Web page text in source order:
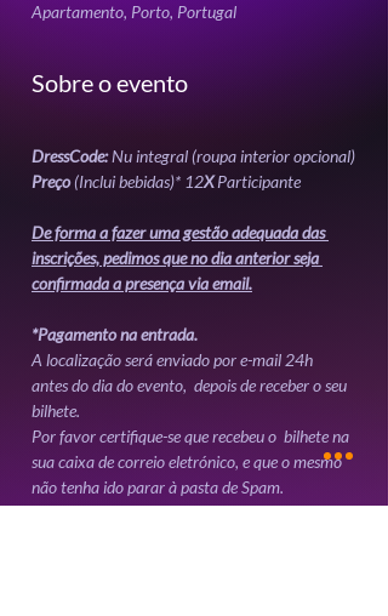
Apartamento, Porto, Portugal
Sobre o evento
DressCode: Nu integral (roupa interior opcional)
Preço (Inclui bebidas)* 12X Participante
De forma a fazer uma gestão adequada das
inscrições, pedimos que no dia anterior seja
confirmada a presença via email.
*Pagamento na entrada.
A localização será enviado por e-mail 24h
antes do dia do evento,  depois de receber o seu
bilhete.
Por favor certifique-se que recebeu o  bilhete na
sua caixa de correio eletrónico, e que o mesmo
não tenha ido parar à pasta de Spam.